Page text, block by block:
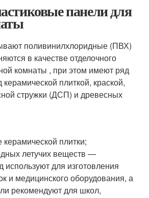
панели для
поливинилхлоридные (ПВХ)
в качестве отделочного
комнаты , при этом имеют ряд
плиткой, краской,
стружки (ДСП) и древесных
плитки;
летучих веществ —
используют для изготовления
и медицинского оборудования, а
рекомендуют для школ,